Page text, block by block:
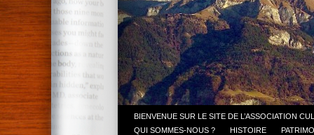
BIENVENUE SUR LE SITE DE L’ASSOCIATION
QUI SOMMES-NOUS ?
HISTOIRE